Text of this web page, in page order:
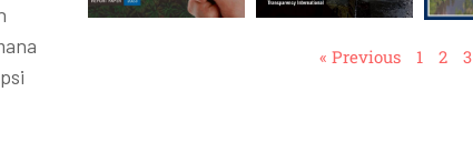
« Previous 1 2 3